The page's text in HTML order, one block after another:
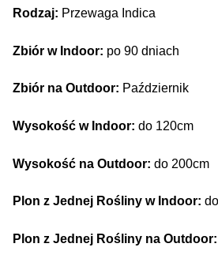
Rodzaj: Przewaga Indica
Zbiór w Indoor: po 90 dniach
Zbiór na Outdoor: Październik
Wysokość w Indoor: do 120cm
Wysokość na Outdoor: do 200cm
Plon z Jednej Rośliny w Indoor:
Plon z Jednej Rośliny na Outdoor: